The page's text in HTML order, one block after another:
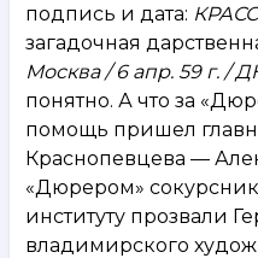
подпись и дата:
загадочная
Москва / 6 апр. 59 г. /
понятно. А что за
помощь пришел
Краснопевцева —
«Дюрером»
институту прозвали
владимирского